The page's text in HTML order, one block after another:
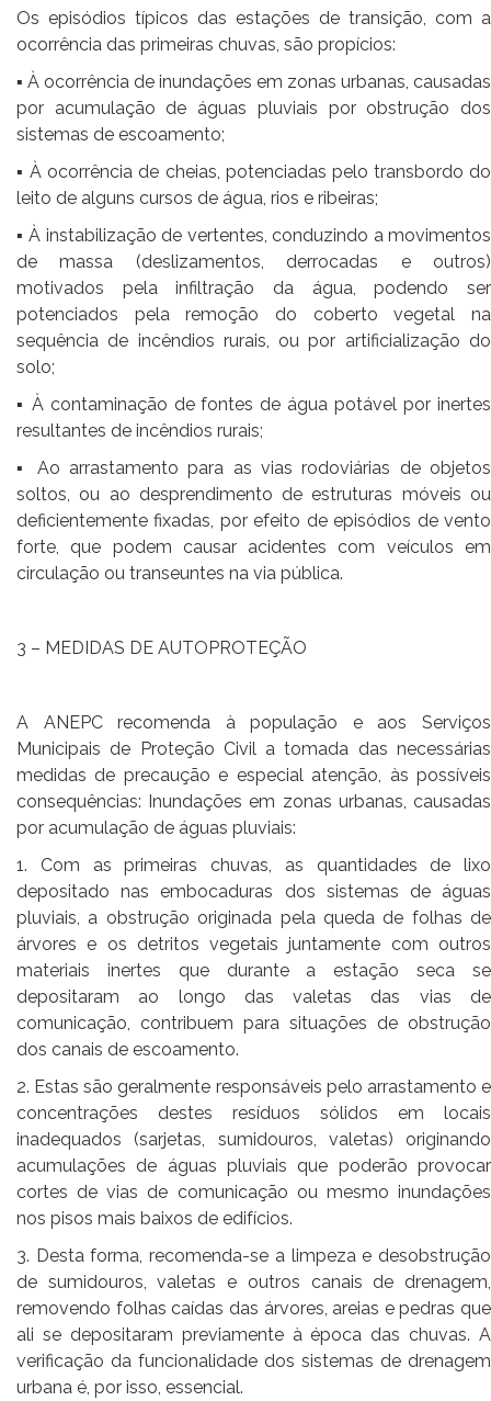
Os episódios típicos das estações de transição, com a
ocorrência das primeiras chuvas, são propícios:
▪ À ocorrência de inundações em zonas urbanas, causadas
por acumulação de águas pluviais por obstrução dos
sistemas de escoamento;
▪ À ocorrência de cheias, potenciadas pelo transbordo do
leito de alguns cursos de água, rios e ribeiras;
▪ À instabilização de vertentes, conduzindo a movimentos
de massa (deslizamentos, derrocadas e outros)
motivados pela infiltração da água, podendo ser
potenciados pela remoção do coberto vegetal na
sequência de incêndios rurais, ou por artificialização do
solo;
▪ À contaminação de fontes de água potável por inertes
resultantes de incêndios rurais;
▪ Ao arrastamento para as vias rodoviárias de objetos
soltos, ou ao desprendimento de estruturas móveis ou
deficientemente fixadas, por efeito de episódios de vento
forte, que podem causar acidentes com veículos em
circulação ou transeuntes na via pública.
3 – MEDIDAS DE AUTOPROTEÇÃO
A ANEPC recomenda à população e aos Serviços
Municipais de Proteção Civil a tomada das necessárias
medidas de precaução e especial atenção, às possíveis
consequências: Inundações em zonas urbanas, causadas
por acumulação de águas pluviais:
1. Com as primeiras chuvas, as quantidades de lixo
depositado nas embocaduras dos sistemas de águas
pluviais, a obstrução originada pela queda de folhas de
árvores e os detritos vegetais juntamente com outros
materiais inertes que durante a estação seca se
depositaram ao longo das valetas das vias de
comunicação, contribuem para situações de obstrução
dos canais de escoamento.
2. Estas são geralmente responsáveis pelo arrastamento e
concentrações destes resíduos sólidos em locais
inadequados (sarjetas, sumidouros, valetas) originando
acumulações de águas pluviais que poderão provocar
cortes de vias de comunicação ou mesmo inundações
nos pisos mais baixos de edifícios.
3. Desta forma, recomenda-se a limpeza e desobstrução
de sumidouros, valetas e outros canais de drenagem,
removendo folhas caídas das árvores, areias e pedras que
ali se depositaram previamente à época das chuvas. A
verificação da funcionalidade dos sistemas de drenagem
urbana é, por isso, essencial.